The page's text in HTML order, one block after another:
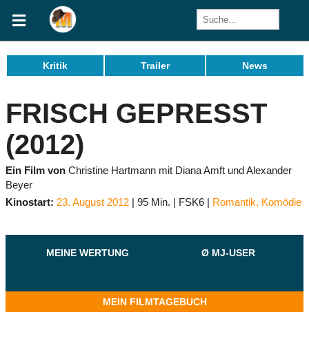
Kritik Trailer News
FRISCH GEPRESST
(2012)
Ein Film von Christine Hartmann mit Diana Amft und Alexander
Beyer
Kinostart: 23. August 2012 95 Min. FSK6 Romantik, Komödie
MEINE WERTUNG Ø MJ-USER
MEIN FILMTAGEBUCH